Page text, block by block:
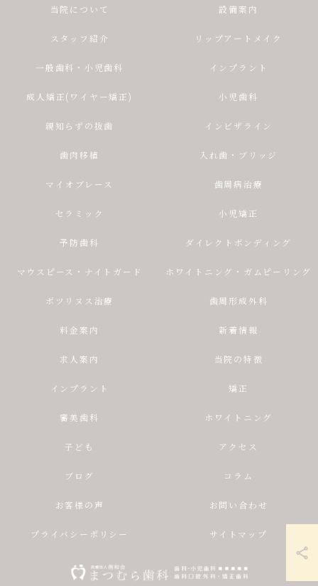
当院について 設備案内
スタッフ紹介 リップアートメイク
一般歯科・小児歯科 インプラント
成人矯正(ワイヤー矯正) 小児歯科
親知らずの抜歯 インビザライン
歯肉移植 入れ歯・ブリッジ
マイオブレース 歯周病治療
セラミック 小児矯正
予防歯科 ダイレクトボンディング
マウスピース・ナイトガード ホワイトニング・ガムピーリング
ボツリヌス治療 歯周形成外科
料金案内 新着情報
求人案内 当院の特徴
インプラント 矯正
審美歯科 ホワイトニング
子ども アクセス
ブログ コラム
お客様の声 お問い合わせ
プライバシーポリシー サイトマップ